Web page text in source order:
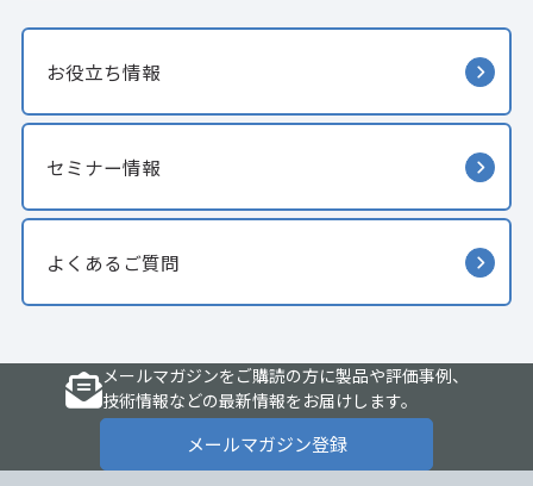
お役立ち情報
セミナー情報
よくあるご質問
メールマガジンをご購読の方に製品や評価事例、
技術情報などの最新情報をお届けします。
メールマガジン登録